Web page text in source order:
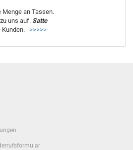
Menge an Tassen.
uns auf. Satte
>>>>>